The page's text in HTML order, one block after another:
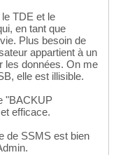
TDE et le
en tant que
Plus besoin de
appartient à un
les données. On me
elle est illisible.
"BACKUP
efficace.
de SSMS est bien